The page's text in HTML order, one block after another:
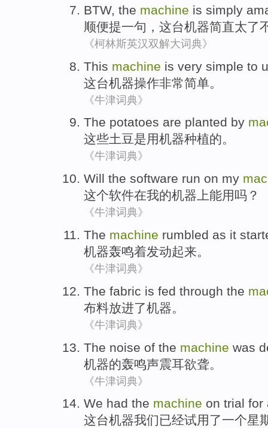
BTW, the machine is simply
顺便提一句 ， 这台机器简直太了
《柯林斯英汉双解大词典》
This machine is very simple to
这台机器操作非常简单。
《牛津词典》
The potatoes are planted by
这些土豆是用机器种植的。
《牛津词典》
Will the software run on my
这个软件在我的机器上能用吗？
《牛津词典》
The machine rumbled as it
机器轰鸣着发动起来。
《牛津词典》
The fabric is fed through the
布料放进了机器。
《牛津词典》
The noise of the machine was
机器的轰鸣声震耳欲聋。
《牛津词典》
We had the machine on trial for
这台机器我们已经试用了一个星